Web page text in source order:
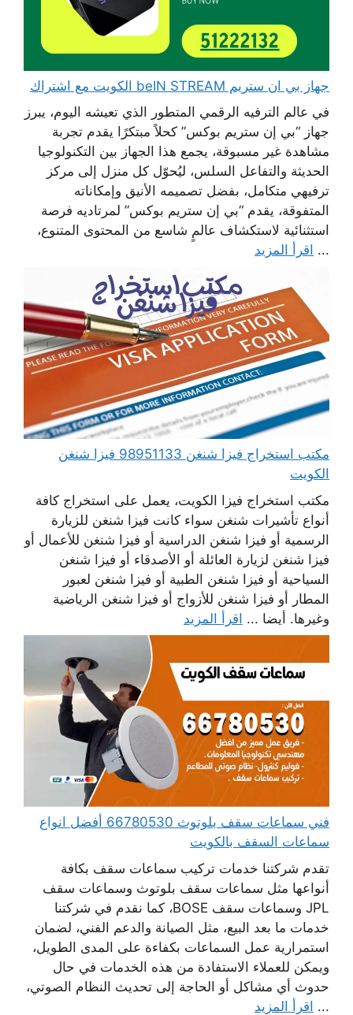
جهاز بي ان ستريم beIN STREAM الكويت مع اشتراك
في عالم الترفيه الرقمي المتطور الذي تعيشه اليوم، يبرز
جهاز “بي إن ستريم بوكس” كحلاً مبتكرًا يقدم تجربة
مشاهدة غير مسبوقة، يجمع هذا الجهاز بين التكنولوجيا
الحديثة والتفاعل السلس، ليُحوّل كل منزل إلى مركز
ترفيهي متكامل، بفضل تصميمه الأنيق وإمكاناته
المتفوقة، يقدم “بي إن ستريم بوكس” لمرتاديه فرصة
استثنائية لاستكشاف عالمٍ شاسع من المحتوى المتنوع،
... اقرأ المزيد
مكتب استخراج فيزا شنغن 98951133 فيزا شنغن
الكويت
مكتب استخراج فيزا الكويت، يعمل على استخراج كافة
أنواع تأشيرات شنغن سواء كانت فيزا شنغن للزيارة
الرسمية أو فيزا شنغن الدراسية أو فيزا شنغن للأعمال أو
فيزا شنغن لزيارة العائلة أو الأصدقاء أو فيزا شنغن
السياحية أو فيزا شنغن الطبية أو فيزا شنغن لعبور
المطار أو فيزا شنغن للأزواج أو فيزا شنغن الرياضية
وغيرها. أيضا ... اقرأ المزيد
فني سماعات سقف بلوتوث 66780530 أفضل انواع
سماعات السقف بالكويت
تقدم شركتنا خدمات تركيب سماعات سقف بكافة
أنواعها مثل سماعات سقف بلوتوث وسماعات سقف
JPL وسماعات سقف BOSE، كما نقدم في شركتنا
خدمات ما بعد البيع، مثل الصيانة والدعم الفني، لضمان
استمرارية عمل السماعات بكفاءة على المدى الطويل،
ويمكن للعملاء الاستفادة من هذه الخدمات في حال
حدوث أي مشاكل أو الحاجة إلى تحديث النظام الصوتي،
... اقرأ المزيد